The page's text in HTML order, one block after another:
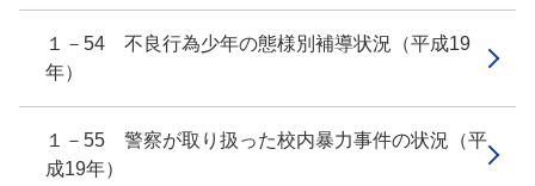
１－54 不良行為少年の態様別補導状況（平成19
年）
１－55 警察が取り扱った校内暴力事件の状況（平
成19年）